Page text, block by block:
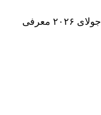
بازی‌های رایگان پلی استیشن پلاس در ماه جولای ۲۰۲۶ معرفی